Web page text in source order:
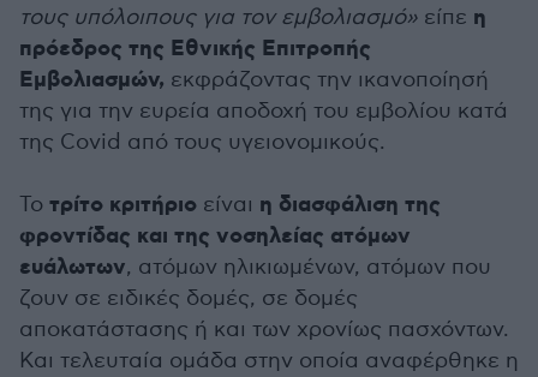
τους υπόλοιπους για τον εμβολιασμό» είπε η
πρόεδρος της Εθνικής Επιτροπής
Εμβολιασμών, εκφράζοντας την ικανοποίησή
της για την ευρεία αποδοχή του εμβολίου κατά
της Covid από τους υγειονομικούς.
Το τρίτο κριτήριο είναι η διασφάλιση της
φροντίδας και της νοσηλείας ατόμων
ευάλωτων, ατόμων ηλικιωμένων, ατόμων που
ζουν σε ειδικές δομές, σε δομές
αποκατάστασης ή και των χρονίως πασχόντων.
Και τελευταία ομάδα στην οποία αναφέρθηκε η